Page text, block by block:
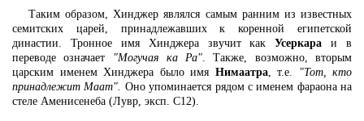
Таким образом, Хинджер являлся самым ранним из известных
семитских царей, принадлежавших к коренной египетской
династии. Тронное имя Хинджера звучит какУсеркара и в
переводе означает "Могучая ка Ра" . Также, возможно, вторым
царским именем Хинджера было имя Нимаатра, т.е. "Тот, кто
принадлежит Маат". Оно упоминается рядом с именем фараона на
стеле Аменисенеба (Лувр, эксп. С12).